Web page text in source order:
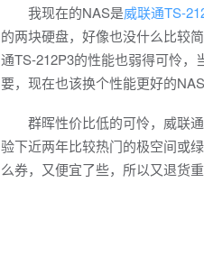
我现在的NAS是威联通TS-
的两块硬盘，好像也没什么比较
通TS-212P3的性能也弱得可怜
要，现在也该换个性能更好的
群晖性价比低的可怜，威联通
验下近两年比较热门的极空间或
么券，又便宜了些，所以又退货重